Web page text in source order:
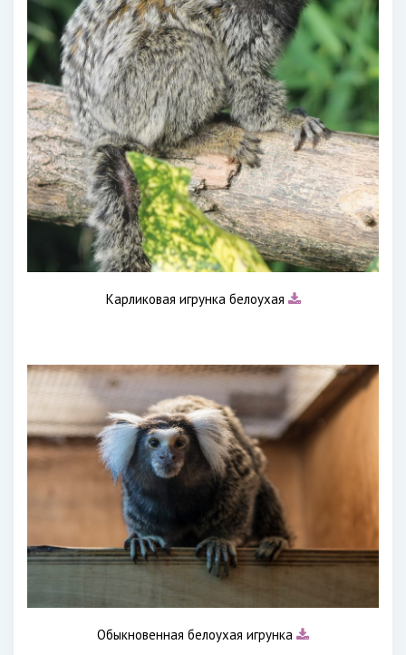
Карликовая игрунка белоухая
Обыкновенная белоухая игрунка